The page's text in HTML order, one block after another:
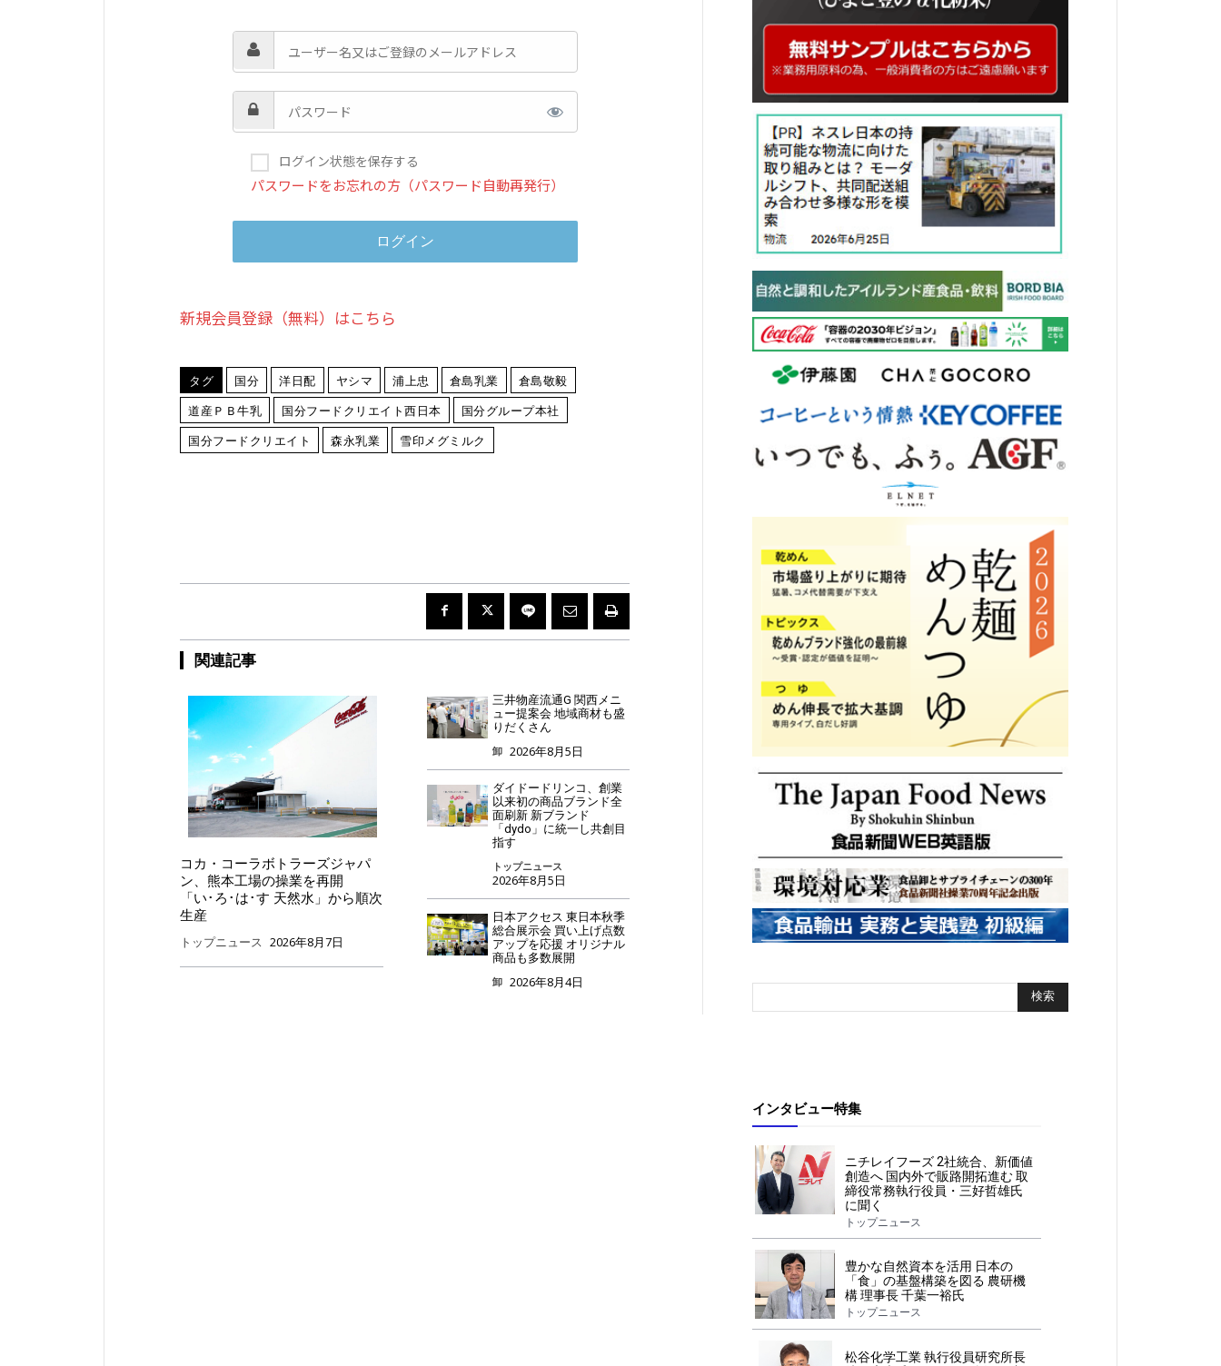
ログイン状態を保存する
パスワードをお忘れの方（パスワード自動再発行）
新規会員登録（無料）はこちら
タグ 国分 洋日配 ヤシマ 浦上忠 倉島乳業
倉島敬毅
道産ＰＢ牛乳
国分フードクリエイト西日本
国分グループ本社
国分フードクリエイト
森永乳業 雪印メグミルク
関連記事
コカ・コーラボトラーズジャパ
ン、熊本工場の操業を再開
「い･ろ･は･す 天然水」から順次
生産
トップニュース 2026年8月7日
三井物産流通G 関西メニ
ュー提案会 地域商材も盛
りだくさん
卸 2026年8月5日
ダイドードリンコ、創業
以来初の商品ブランド全
面刷新 新ブランド
「dydo」に統一し共創目
指す
トップニュース
2026年8月5日
日本アクセス 東日本秋季
総合展示会 買い上げ点数
アップを応援 オリジナル
商品も多数展開
卸 2026年8月4日
インタビュー特集
ニチレイフーズ 2社統合、新価値
創造へ 国内外で販路開拓進む 取
締役常務執行役員・三好哲雄氏
に聞く
トップニュース
豊かな自然資本を活用 日本の
「食」の基盤構築を図る 農研機
構 理事長 千葉一裕氏
トップニュース
松谷化学工業 執行役員研究所長